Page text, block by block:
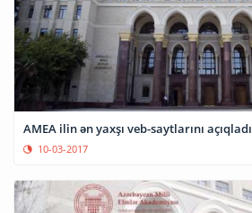
AMEA ilin ən yaxşı veb-saytlarını açıqladı
10-03-2017